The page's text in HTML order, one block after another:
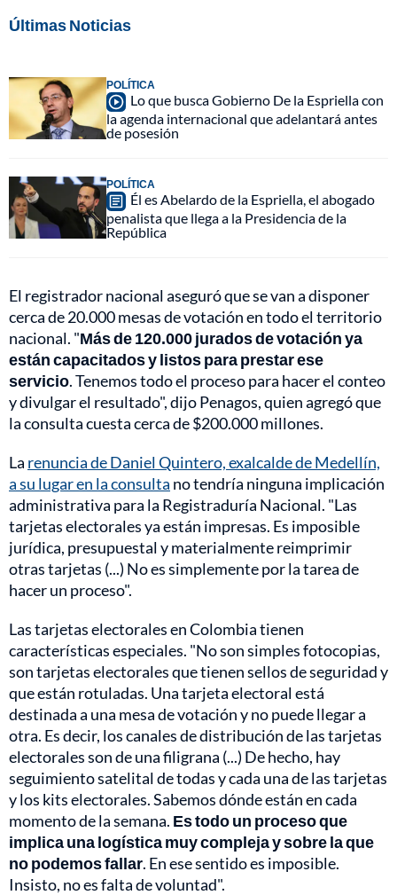
Últimas Noticias
POLÍTICA
Lo que busca Gobierno De la Espriella con
la agenda internacional que adelantará antes
de posesión
POLÍTICA
Él es Abelardo de la Espriella, el abogado
penalista que llega a la Presidencia de la
República
El registrador nacional aseguró que se van a disponer
cerca de 20.000 mesas de votación en todo el territorio
nacional. "Más de 120.000 jurados de votación ya
están capacitados y listos para prestar ese
servicio. Tenemos todo el proceso para hacer el conteo
y divulgar el resultado", dijo Penagos, quien agregó que
la consulta cuesta cerca de $200.000 millones.
La renuncia de Daniel Quintero, exalcalde de Medellín,
a su lugar en la consulta no tendría ninguna implicación
administrativa para la Registraduría Nacional. "Las
tarjetas electorales ya están impresas. Es imposible
jurídica, presupuestal y materialmente reimprimir
otras tarjetas (...) No es simplemente por la tarea de
hacer un proceso".
Las tarjetas electorales en Colombia tienen
características especiales. "No son simples fotocopias,
son tarjetas electorales que tienen sellos de seguridad y
que están rotuladas. Una tarjeta electoral está
destinada a una mesa de votación y no puede llegar a
otra. Es decir, los canales de distribución de las tarjetas
electorales son de una filigrana (...) De hecho, hay
seguimiento satelital de todas y cada una de las tarjetas
y los kits electorales. Sabemos dónde están en cada
momento de la semana. Es todo un proceso que
implica una logística muy compleja y sobre la que
no podemos fallar. En ese sentido es imposible.
Insisto, no es falta de voluntad".